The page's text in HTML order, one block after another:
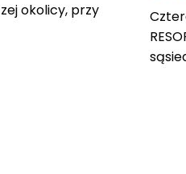
okolicy, przy